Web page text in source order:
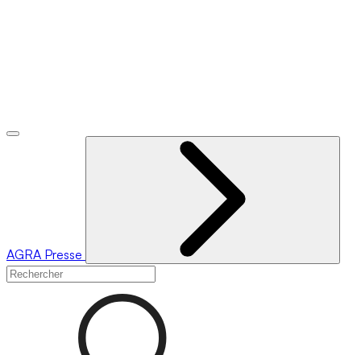
AGRA Presse